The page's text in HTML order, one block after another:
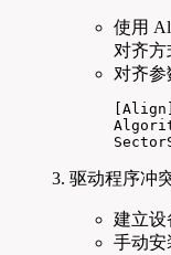
使用
对齐方
对齐参
[Align]
驱动程序冲
建立设
手动安